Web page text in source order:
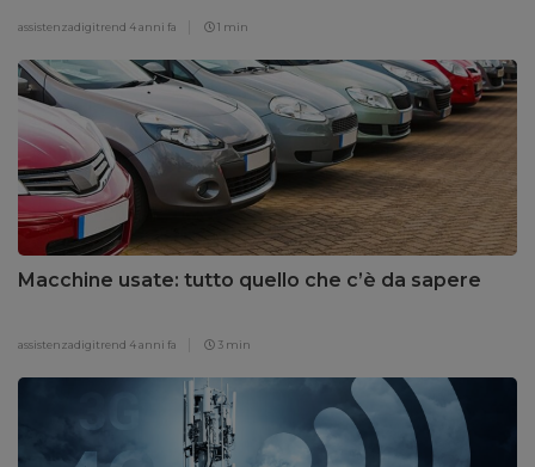
assistenzadigitrend 4 anni fa 1 min
Macchine usate: tutto quello che c’è da sapere
assistenzadigitrend 4 anni fa 3 min